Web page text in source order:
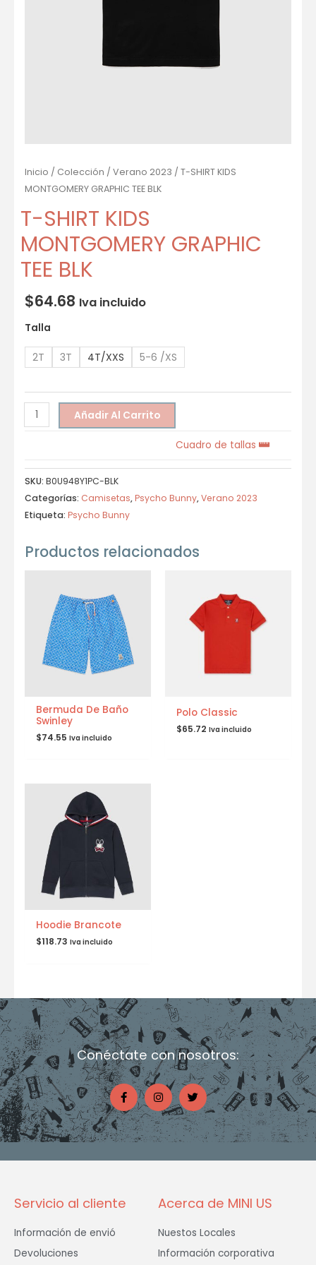
Inicio / Colección / Verano 2023 / T-SHIRT KIDS
MONTGOMERY GRAPHIC TEE BLK
T-SHIRT KIDS
MONTGOMERY GRAPHIC
TEE BLK
$64.68 Iva incluido
Talla
2T 3T 4T/XXS 5-6 /XS
Añadir Al Carrito
Cuadro de tallas
SKU: B0U948Y1PC-BLK
Categorías: Camisetas,Psycho Bunny,Verano 2023
Etiqueta: Psycho Bunny
Productos relacionados
Bermuda De Baño
Swinley
$74.55 Iva incluido
Polo Classic
$65.72 Iva incluido
Hoodie Brancote
$118.73 Iva incluido
Conéctate con nosotros:
F
a
c
e
b
o
o
I
n
s
t
a
g
r
T
w
i
t
t
e
Servicio al cliente
Información de envió
Devoluciones
Acerca de MINI US
Nuestos Locales
Información corporativa